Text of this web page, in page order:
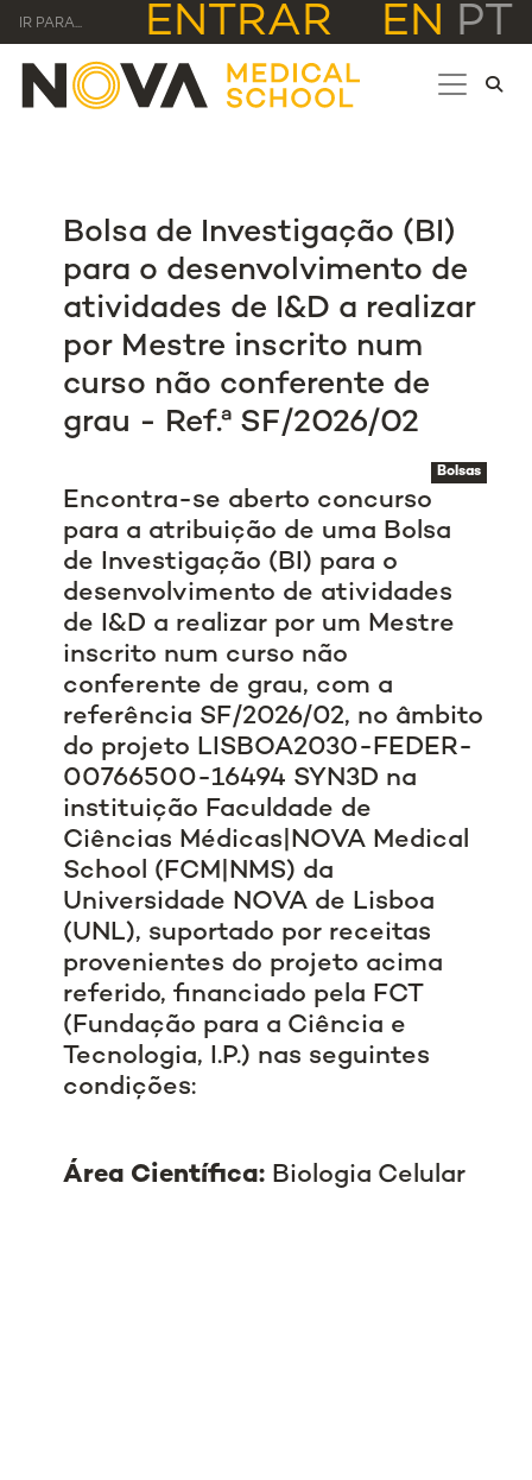
IR PARA... ENTRAR EN PT
Bolsa de Investigação (BI)
para o desenvolvimento de
atividades de I&D a realizar
por Mestre inscrito num
curso não conferente de
grau - Ref.ª SF/2026/02
Bolsas
Encontra-se aberto concurso
para a atribuição de uma Bolsa
de Investigação (BI) para o
desenvolvimento de atividades
de I&D a realizar por um Mestre
inscrito num curso não
conferente de grau, com a
referência SF/2026/02, no âmbito
do projeto LISBOA2030-FEDER-
00766500-16494 SYN3D na
instituição Faculdade de
Ciências Médicas|NOVA Medical
School (FCM|NMS) da
Universidade NOVA de Lisboa
(UNL), suportado por receitas
provenientes do projeto acima
referido, financiado pela FCT
(Fundação para a Ciência e
Tecnologia, I.P.) nas seguintes
condições:
Área Científica: Biologia Celular